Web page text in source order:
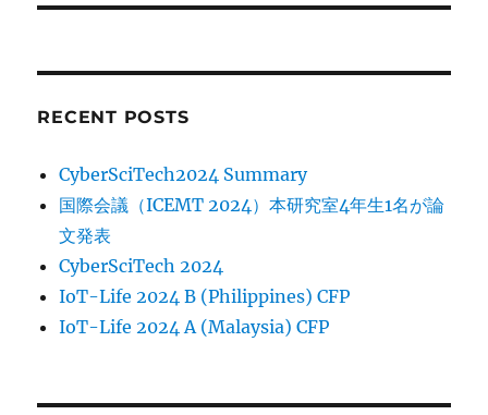
RECENT POSTS
CyberSciTech2024 Summary
国際会議（ICEMT 2024）本研究室4年生1名が論
文発表
CyberSciTech 2024
IoT-Life 2024 B (Philippines) CFP
IoT-Life 2024 A (Malaysia) CFP